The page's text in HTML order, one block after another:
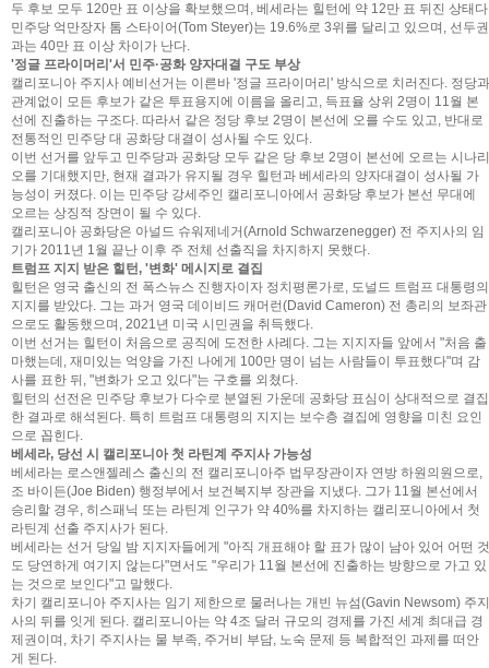
두 후보 모두 120만 표 이상을 확보했으며, 베세라는 힐턴에 약 12만 표 뒤진 상태
민주당 억만장자 톰 스타이어(Tom Steyer)는 19.6%로 3위를 달리고 있으며, 선두권
과는 40만 표 이상 차이가 난다.
'정글 프라이머리'서 민주·공화 양자대결 구도 부상
캘리포니아 주지사 예비선거는 이른바 '정글 프라이머리' 방식으로 치러진다. 정당과
관계없이 모든 후보가 같은 투표용지에 이름을 올리고, 득표율 상위 2명이 11월 본
선에 진출하는 구조다. 따라서 같은 정당 후보 2명이 본선에 오를 수도 있고, 반대로
전통적인 민주당 대 공화당 대결이 성사될 수도 있다.
이번 선거를 앞두고 민주당과 공화당 모두 같은 당 후보 2명이 본선에 오르는 시나리
오를 기대했지만, 현재 결과가 유지될 경우 힐턴과 베세라의 양자대결이 성사될 가
능성이 커졌다. 이는 민주당 강세주인 캘리포니아에서 공화당 후보가 본선 무대에
오르는 상징적 장면이 될 수 있다.
캘리포니아 공화당은 아널드 슈워제네거(Arnold Schwarzenegger) 전 주지사의 임
기가 2011년 1월 끝난 이후 주 전체 선출직을 차지하지 못했다.
트럼프 지지 받은 힐턴, '변화' 메시지로 결집
힐턴은 영국 출신의 전 폭스뉴스 진행자이자 정치평론가로, 도널드 트럼프 대통령의
지지를 받았다. 그는 과거 영국 데이비드 캐머런(David Cameron) 전 총리의 보좌관
으로도 활동했으며, 2021년 미국 시민권을 취득했다.
이번 선거는 힐턴이 처음으로 공직에 도전한 사례다. 그는 지지자들 앞에서 "처음 출
마했는데, 재미있는 억양을 가진 나에게 100만 명이 넘는 사람들이 투표했다"며 감
사를 표한 뒤, "변화가 오고 있다"는 구호를 외쳤다.
힐턴의 선전은 민주당 후보가 다수로 분열된 가운데 공화당 표심이 상대적으로 결집
한 결과로 해석된다. 특히 트럼프 대통령의 지지는 보수층 결집에 영향을 미친 요인
으로 꼽힌다.
베세라, 당선 시 캘리포니아 첫 라틴계 주지사 가능성
베세라는 로스앤젤레스 출신의 전 캘리포니아주 법무장관이자 연방 하원의원으로,
조 바이든(Joe Biden) 행정부에서 보건복지부 장관을 지냈다. 그가 11월 본선에서
승리할 경우, 히스패닉 또는 라틴계 인구가 약 40%를 차지하는 캘리포니아에서 첫
라틴계 선출 주지사가 된다.
베세라는 선거 당일 밤 지지자들에게 "아직 개표해야 할 표가 많이 남아 있어 어떤 것
도 당연하게 여기지 않는다"면서도 "우리가 11월 본선에 진출하는 방향으로 가고 있
는 것으로 보인다"고 말했다.
차기 캘리포니아 주지사는 임기 제한으로 물러나는 개빈 뉴섬(Gavin Newsom) 주지
사의 뒤를 잇게 된다. 캘리포니아는 약 4조 달러 규모의 경제를 가진 세계 최대급 경
제권이며, 차기 주지사는 물 부족, 주거비 부담, 노숙 문제 등 복합적인 과제를 떠안
게 된다.